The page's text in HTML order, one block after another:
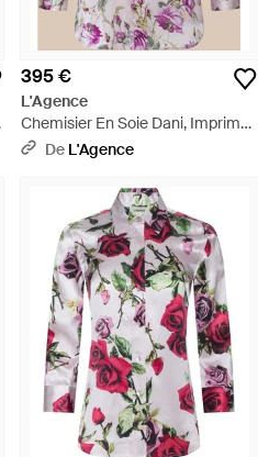
395 €
L'Agence
Chemisier En Soie Dani, Imprimé
Roses Clair - Rose
De L'Agence